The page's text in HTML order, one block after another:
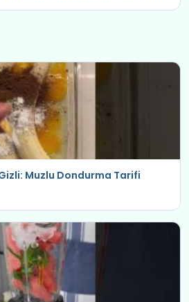
Muzlu Dondurma Tarifi